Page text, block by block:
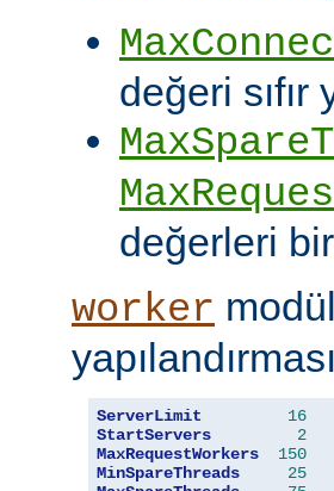
değeri sıfır
değerleri
worker
ServerLimit
16
StartServers
2
MaxRequestWorkers
150
MinSpareThreads
25